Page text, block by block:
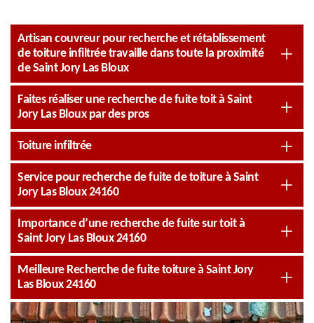
Artisan couvreur pour recherche et rétablissement
de toiture infiltrée travaille dans toute la proximité
de Saint Jory Las Bloux
Faites réaliser une recherche de fuite toit à Saint
Jory Las Bloux par des pros
Toiture infiltrée
Service pour recherche de fuite de toiture à Saint
Jory Las Bloux 24160
Importance d’une recherche de fuite sur toit à
Saint Jory Las Bloux 24160
Meilleure Recherche de fuite toiture à Saint Jory
Las Bloux 24160